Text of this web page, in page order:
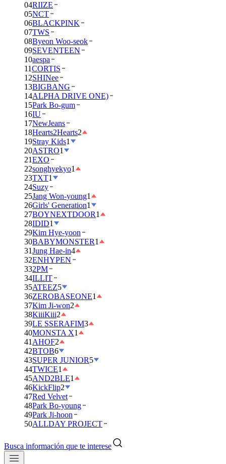
04RIIZE
05NCT
06BLACKPINK
07TWS
08Byeon Woo-seok
09SEVENTEEN
10aespa
11CORTIS
12SHINee
13BIGBANG
14ALPHA DRIVE ONE)
15Park Bo-gum
16IU
17NewJeans
18Hearts2Hearts2
19Stray Kids1
20ASTRO1
21EXO
22songhyekyo1
23TXT1
24Suzy
25Jang Won-young1
26Girls' Generation1
27BOYNEXTDOOR1
28IDID1
29Kim Hye-yoon
30BABYMONSTER1
31Jung Hae-in4
32ENHYPEN
332PM
34ILLIT
35ATEEZ5
36ZEROBASEONE1
37Kim Ji-won2
38KiiiKiii2
39LE SSERAFIM3
40MONSTA X1
41 AHOF2
42BTOB6
43SUPER JUNIOR5
44TWICE1
45AND2BLE1
46KickFlip2
47Red Velvet
48Park Bo-young
49Park Ji-hoon
50ALLDAY PROJECT
Busca información que te interese